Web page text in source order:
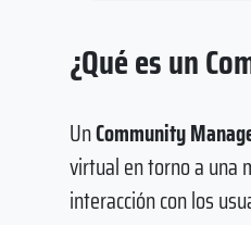
¿Qué es un
UnCommunity
virtual en torno a una
interacción con los